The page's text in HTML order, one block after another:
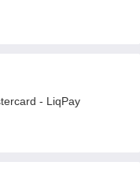
- LiqPay